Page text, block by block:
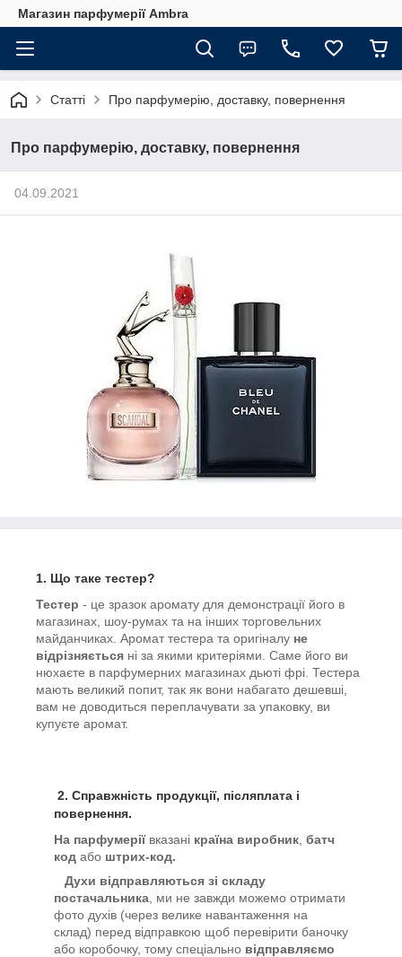
Магазин парфумерії Ambra
Статті Про парфумерію, доставку, повернення
Про парфумерію, доставку, повернення
04.09.2021
1. Що таке тестер?
Тестер - це зразок аромату для демонстрації його в
магазинах, шоу-румах та на інших торговельних
майданчиках. Аромат тестера та оригіналу не
відрізняється ні за якими критеріями. Саме його ви
нюхаєте в парфумерних магазинах дьюті фрі. Тестера
мають великий попит, так як вони набагато дешевші,
вам не доводиться переплачувати за упаковку, ви
купуєте аромат.
2. Справжність продукції, післяплата і
повернення.
На парфумеріївказані країна виробник батч
код або штрих-код.
Духи відправляються зі складу
постачальника , ми не завжди можемо отримати
фото духів (через велике навантаження на
склад) перед відправкою щоб перевірити баночку
або коробочку, тому спеціально відправляємо